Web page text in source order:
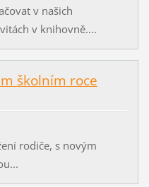
v našich
v knihovně....
školním roce
rodiče, s novým